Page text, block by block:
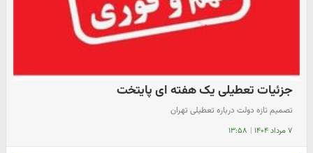
جزئیات تعطیلی یک هفته ای پایتخت
تصمیم‌ تازه دولت درباره تعطیلی تهران
۷ مرداد ۱۴۰۴ | ۱۳:۵۸